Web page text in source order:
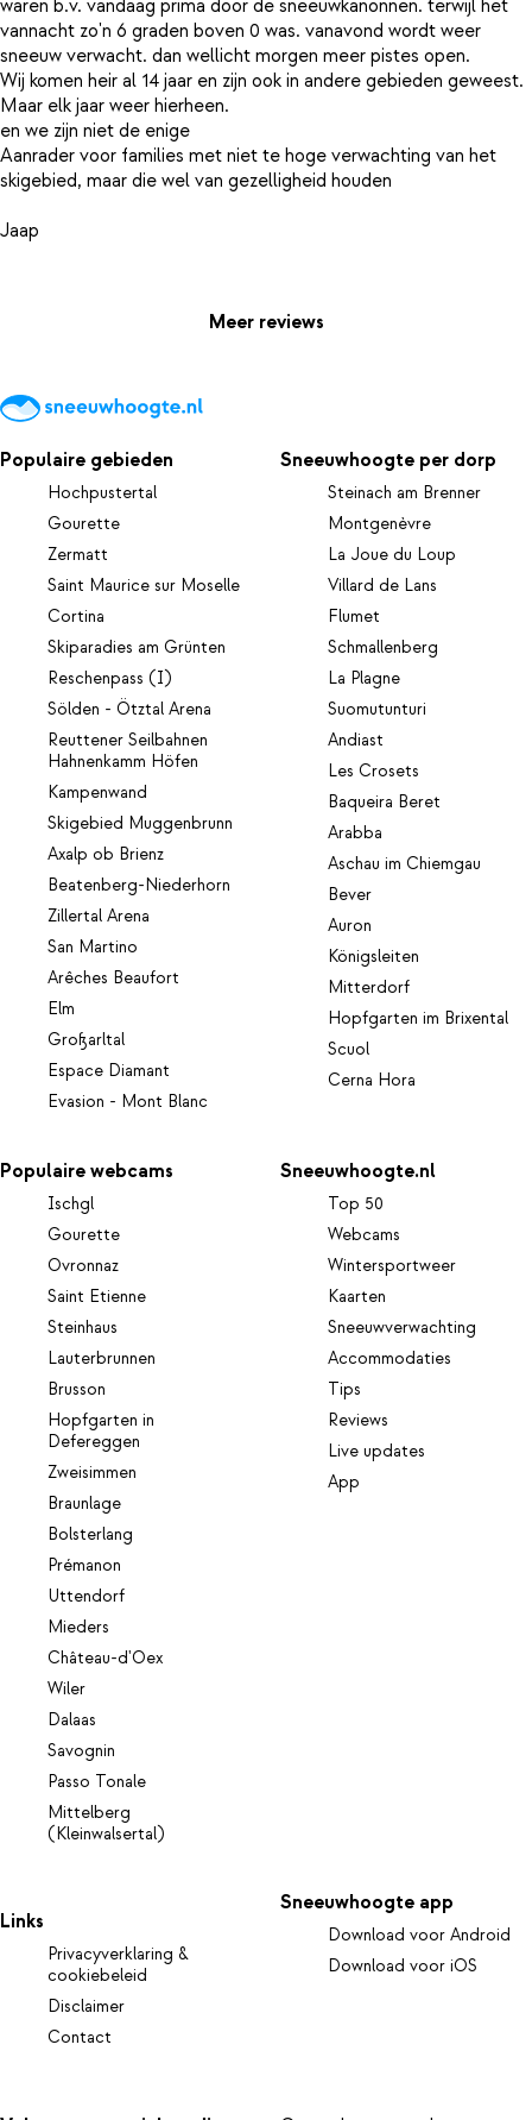
waren b.v. vandaag prima door de sneeuwkanonnen. terwijl het
vannacht zo'n 6 graden boven 0 was. vanavond wordt weer
sneeuw verwacht. dan wellicht morgen meer pistes open.
Wij komen heir al 14 jaar en zijn ook in andere gebieden geweest.
Maar elk jaar weer hierheen.
en we zijn niet de enige
Aanrader voor families met niet te hoge verwachting van het
skigebied, maar die wel van gezelligheid houden
Jaap
Meer reviews
Populaire gebieden
Hochpustertal
Gourette
Zermatt
Saint Maurice sur Moselle
Cortina
Skiparadies am Grünten
Reschenpass (I)
Sölden - Ötztal Arena
Reuttener Seilbahnen
Hahnenkamm Höfen
Kampenwand
Skigebied Muggenbrunn
Axalp ob Brienz
Beatenberg-Niederhorn
Zillertal Arena
San Martino
Arêches Beaufort
Elm
Großarltal
Espace Diamant
Evasion - Mont Blanc
Sneeuwhoogte per dorp
Steinach am Brenner
Montgenèvre
La Joue du Loup
Villard de Lans
Flumet
Schmallenberg
La Plagne
Suomutunturi
Andiast
Les Crosets
Baqueira Beret
Arabba
Aschau im Chiemgau
Bever
Auron
Königsleiten
Mitterdorf
Hopfgarten im Brixental
Scuol
Cerna Hora
Populaire webcams
Ischgl
Gourette
Ovronnaz
Saint Etienne
Steinhaus
Lauterbrunnen
Brusson
Hopfgarten in
Defereggen
Zweisimmen
Braunlage
Bolsterlang
Prémanon
Uttendorf
Mieders
Château-d'Oex
Wiler
Dalaas
Savognin
Passo Tonale
Mittelberg
(Kleinwalsertal)
Sneeuwhoogte.nl
Top 50
Webcams
Wintersportweer
Kaarten
Sneeuwverwachting
Accommodaties
Tips
Reviews
Live updates
App
Links
Privacyverklaring &
cookiebeleid
Disclaimer
Contact
Sneeuwhoogte app
Download voor Android
Download voor iOS